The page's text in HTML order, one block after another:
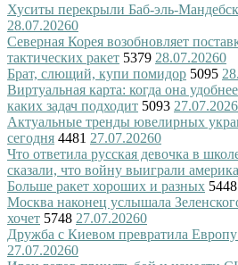
Хуситы перекрыли Баб-эль-
28.07.20260
Северная Корея возобновляет
тактических ракет 5379 28.07.20260
Брат, слющий, купи помидор 5095
Виртуальная карта: когда она
каких задач подходит 5093 27.07.2026
Актуальные тренды ювелирных
сегодня 4481 27.07.20260
Что ответила русская девочка в
сказали, что войну выиграли
Больше ракет хороших и разных 5448
Москва наконец услышала
хочет 5748 27.07.20260
Дружба с Киевом превратила
27.07.20260